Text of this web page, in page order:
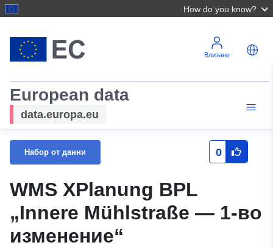
How do you know?
Влизане
European data
data.europa.eu
Набор от данни 0
WMS XPlanung BPL
„Innere Mühlstraße — 1-во
изменение“